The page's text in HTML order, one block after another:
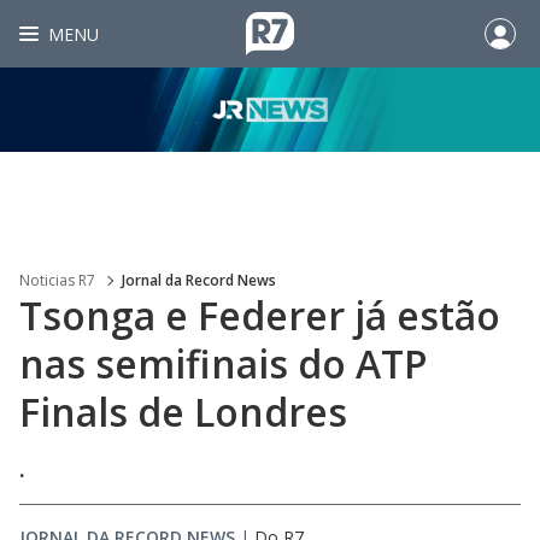
MENU
Noticias R7 Jornal da Record News
Tsonga e Federer já estão
nas semifinais do ATP
Finals de Londres
.